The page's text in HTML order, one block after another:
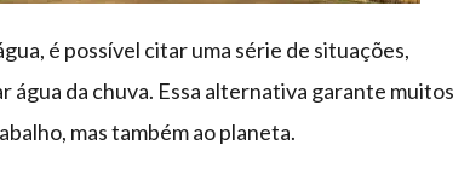
é possível citar uma série de situações,
da chuva. Essa alternativa garante muitos
mas também ao planeta.